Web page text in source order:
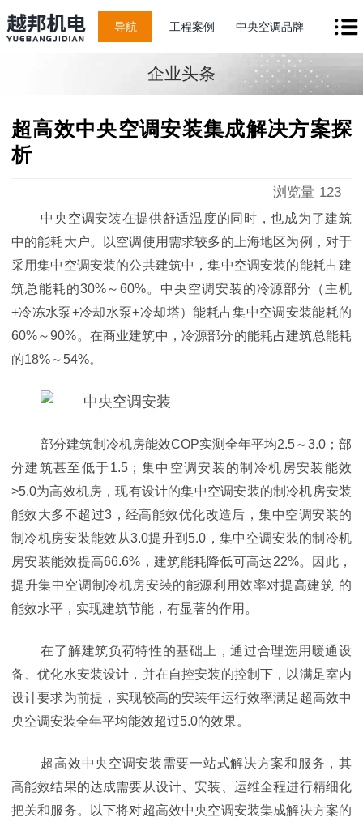
导航 工程案例 中央空调品牌
企业头条
超高效中央空调安装集成解决方案探
析
浏览量 123
中央空调安装在提供舒适温度的同时，也成为了建筑
中的能耗大户。以空调使用需求较多的上海地区为例，对于
采用集中空调安装的公共建筑中，集中空调安装的能耗占建
筑总能耗的30%～60%。中央空调安装的冷源部分（主机
+冷冻水泵+冷却水泵+冷却塔）能耗占集中空调安装能耗的
60%～90%。在商业建筑中，冷源部分的能耗占建筑总能耗
的18%～54%。
部分建筑制冷机房能效COP实测全年平均2.5～3.0；部
分建筑甚至低于1.5； 集中空调安装的制冷机房安装能效
>5.0为高效机房，现有设计的集中空调安装的制冷机房安装
能效大多不超过3，经高能效优化改造后，集中空调安装的
制冷机房安装能效从3.0提升到5.0，集中空调安装的制冷机
房安装能效提高66.6%，建筑能耗降低可高达22%。因此，
提升集中空调制冷机房安装的能源利用效率对提高建筑 的
能效水平，实现建筑节能，有显著的作用。
在了解建筑负荷特性的基础上，通过合理选用暖通设
备、优化水安装设计，并在自控安装的控制下，以满足室内
设计要求为前提，实现较高的安装年运行效率满足超高效中
央空调安装全年平均能效超过5.0的效果。
超高效中央空调安装需要一站式解决方案和服务，其
高能效结果的达成需要从设计、安装、运维全程进行精细化
把关和服务。以下将对超高效中央空调安装集成解决方案的